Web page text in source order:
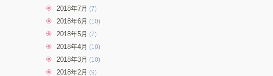
2018年7月 (7)
2018年6月 (10)
2018年5月 (7)
2018年4月 (10)
2018年3月 (10)
2018年2月 (9)